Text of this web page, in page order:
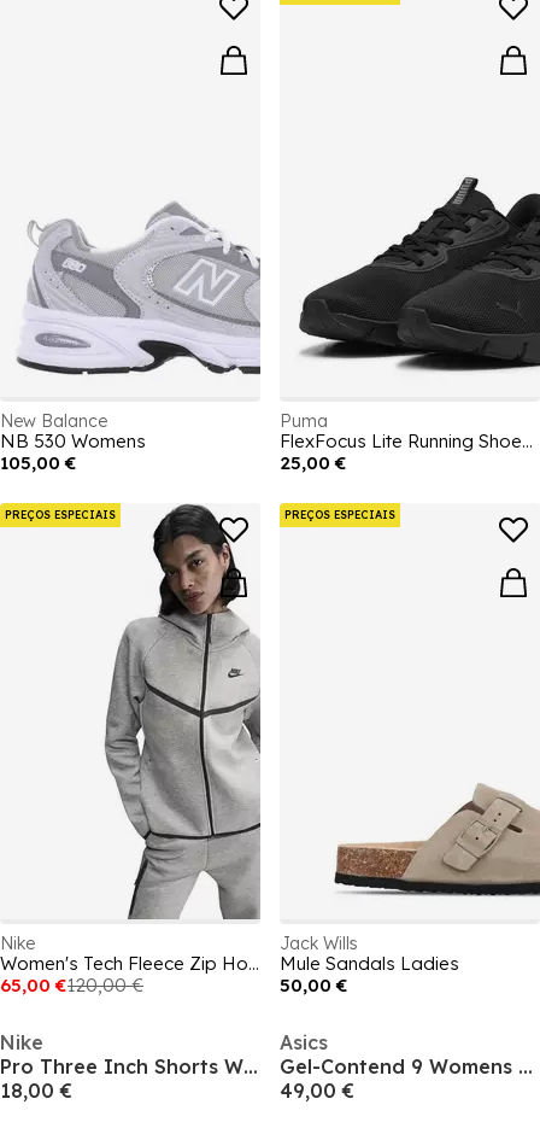
New Balance
NB 530 Womens
105,00 €
Puma
FlexFocus Lite Running Shoes Womens
25,00 €
PREÇOS ESPECIAIS
Nike
Women's Tech Fleece Zip Hoodie
65,00 €120,00 €
PREÇOS ESPECIAIS
Jack Wills
Mule Sandals Ladies
50,00 €
Nike
Pro Three Inch Shorts Womens
18,00 €
Asics
Gel-Contend 9 Womens Running Shoes
49,00 €